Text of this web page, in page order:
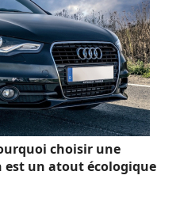
choisir une
est un atout écologique